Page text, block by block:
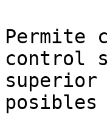
Permite
control
posibles